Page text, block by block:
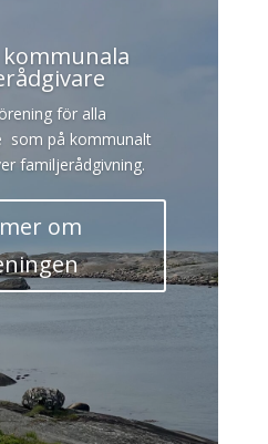
kommunala
för alla
som på kommunalt
familjerådgivning.
om